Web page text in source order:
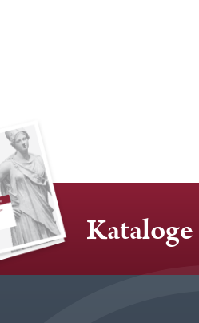
Kataloge